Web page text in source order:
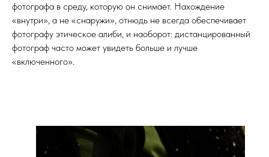
фотографа в среду, которую он снимает. Нахождение
«внутри», а не «снаружи», отнюдь не всегда обеспечивает
фотографу этическое алиби, и наоборот: дистанцированный
фотограф часто может увидеть больше и лучше
«включенного».